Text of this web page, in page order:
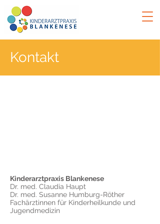
Kontakt
Kontakt
Kinderarztpraxis Blankenese
Dr. med. Claudia Haupt
Dr. med. Susanne Humburg-Röther
Fachärztinnen für Kinderheilkunde und
Jugendmedizin